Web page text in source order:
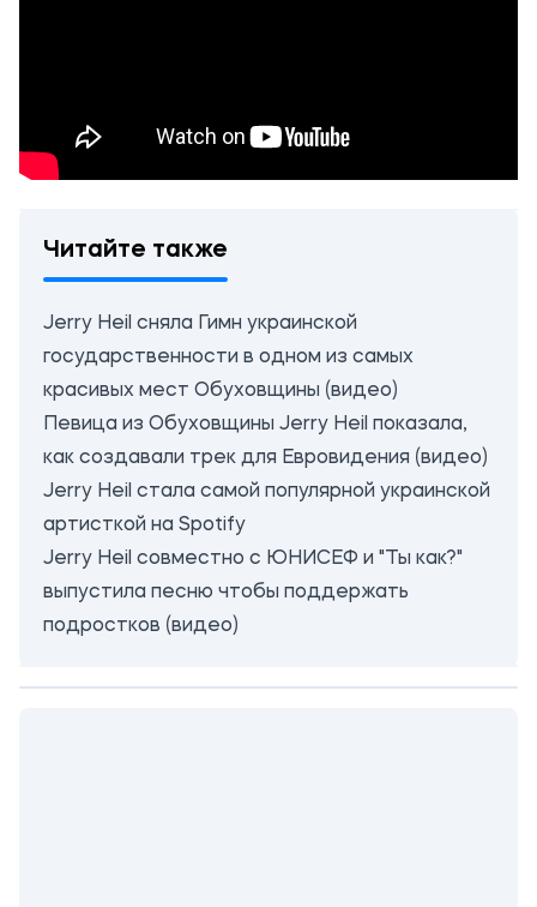
Читайте также
Jerry Heil сняла Гимн украинской
государственности в одном из самых
красивых мест Обуховщины (видео)
Певица из Обуховщины Jerry Heil показала,
как создавали трек для Евровидения (видео)
Jerry Heil стала самой популярной украинской
артисткой на Spotify
Jerry Heil совместно с ЮНИСЕФ и "Ты как?"
выпустила песню чтобы поддержать
подростков (видео)